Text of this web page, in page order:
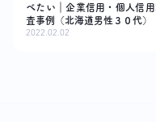
べたい｜企業信用・個人信用
査事例（北海道男性３０代）
2022.02.02